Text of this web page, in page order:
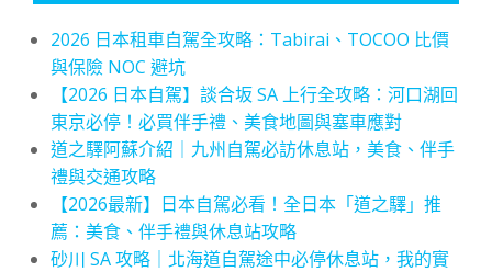
2026 日本租車自駕全攻略：Tabirai、TOCOO 比價
與保險 NOC 避坑
【2026 日本自駕】談合坂 SA 上行全攻略：河口湖回
東京必停！必買伴手禮、美食地圖與塞車應對
道之驛阿蘇介紹｜九州自駕必訪休息站，美食、伴手
禮與交通攻略
【2026最新】日本自駕必看！全日本「道之驛」推
薦：美食、伴手禮與休息站攻略
砂川 SA 攻略｜北海道自駕途中必停休息站，我的實